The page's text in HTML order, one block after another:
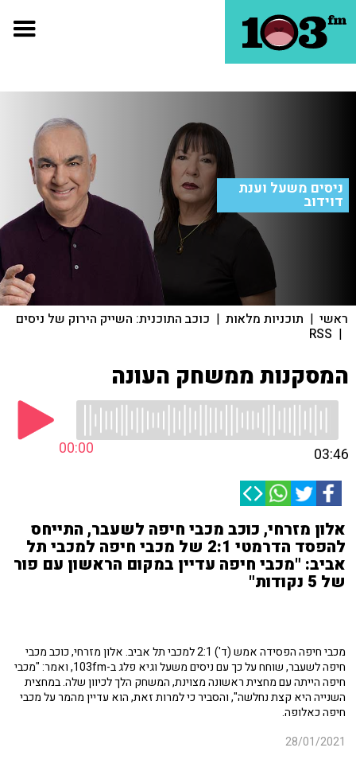
ניסים משעל וענת
דוידוב
ראשי | תוכניות מלאות | כוכב התוכנית: השייק הירוק של ניסים
|
RSS
המסקנות ממשחק העונה
00:00 03:46
אלון מזרחי, כוכב מכבי חיפה לשעבר, התייחס
להפסד הדרמטי 2:1 של מכבי חיפה למכבי תל
אביב: "מכבי חיפה עדיין במקום הראשון עם פור
של 5 נקודות"
מכבי חיפה הפסידה אמש (ד') 2:1 למכבי תל אביב. אלון מזרחי, כוכב מכבי
חיפה לשעבר, שוחח על כך עם ניסים משעל וגיא פלג ב-103fm, ואמר: "מכבי
חיפה הייתה עם מחצית ראשונה מצוינת, המשחק הלך לכיוון שלה. במחצית
השנייה היא קצת נחלשה", והסביר כי למרות זאת, הוא עדיין מהמר על מכבי
חיפה כאלופה.
28/01/2021